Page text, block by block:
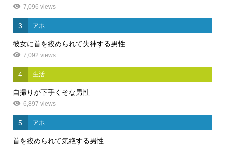
7,096 views
3 アホ
彼女に首を絞められて失神する男性
7,092 views
4 生活
自撮りが下手くそな男性
6,897 views
5 アホ
首を絞められて気絶する男性